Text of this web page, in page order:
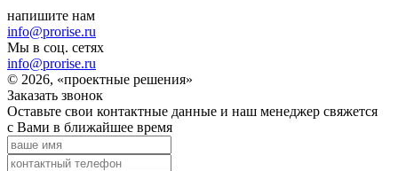
напишите нам
info@prorise.ru
Мы в соц. сетях
info@prorise.ru
© 2026, «проектные решения»
Заказать звонок
Оставьте свои контактные данные и наш менеджер свяжется
с Вами в ближайшее время